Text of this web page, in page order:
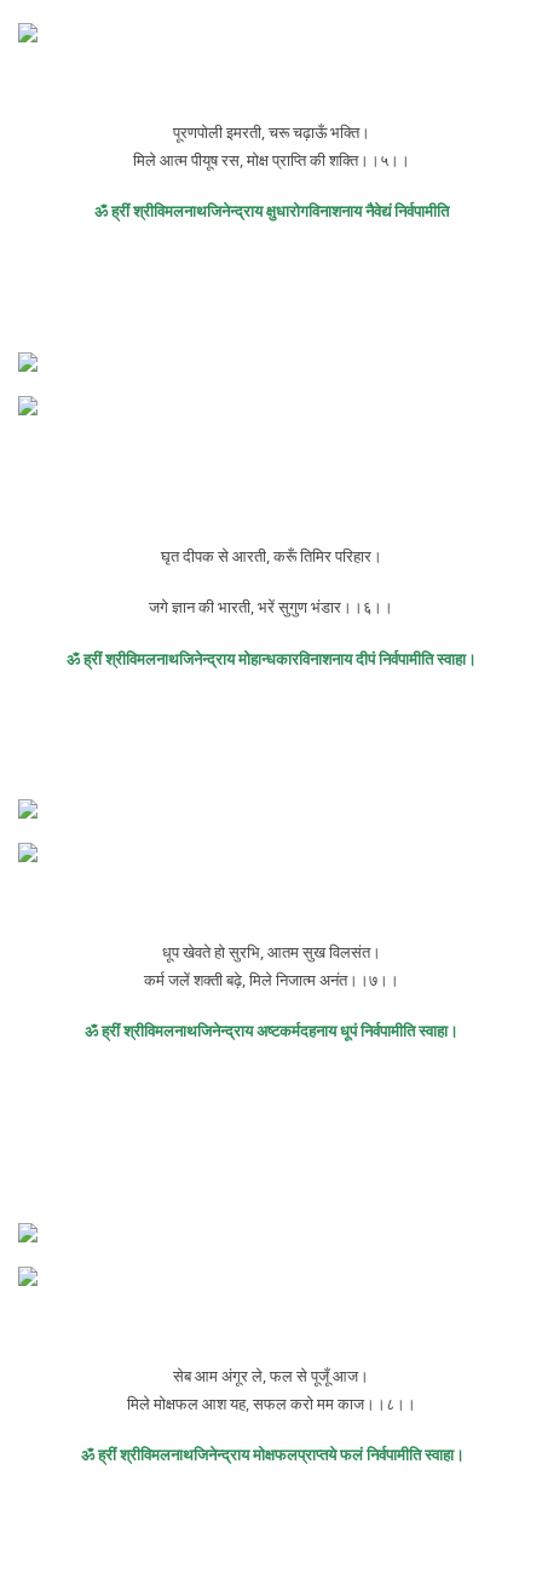
पूरणपोली इमरती, चरू चढ़ाऊँ भक्ति।
मिले आत्म पीयूष रस, मोक्ष प्राप्ति की शक्ति।।५।।
ॐ ह्रीं श्रीविमलनाथजिनेन्द्राय क्षुधारोगविनाशनाय नैवेद्यं निर्वपामीति
घृत दीपक से आरती, करूँ तिमिर परिहार।
जगे ज्ञान की भारती, भरें सुगुण भंडार।।६।।
ॐ ह्रीं श्रीविमलनाथजिनेन्द्राय मोहान्धकारविनाशनाय दीपं निर्वपामीति स्वाहा।
धूप खेवते हो सुरभि, आतम सुख विलसंत।
कर्म जलें शक्ती बढ़े, मिले निजात्म अनंत।।७।।
ॐ ह्रीं श्रीविमलनाथजिनेन्द्राय अष्टकर्मदहनाय धूपं निर्वपामीति स्वाहा।
सेब आम अंगूर ले, फल से पूजूँ आज।
मिले मोक्षफल आश यह, सफल करो मम काज।।८।।
ॐ ह्रीं श्रीविमलनाथजिनेन्द्राय मोक्षफलप्राप्तये फलं निर्वपामीति स्वाहा।